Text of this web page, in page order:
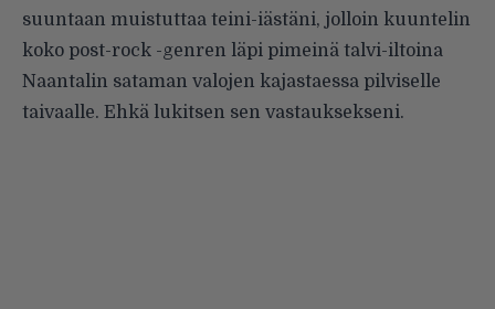
suuntaan muistuttaa teini-iästäni, jolloin kuuntelin
koko post-rock -genren läpi pimeinä talvi-iltoina
Naantalin sataman valojen kajastaessa pilviselle
taivaalle. Ehkä lukitsen sen vastauksekseni.